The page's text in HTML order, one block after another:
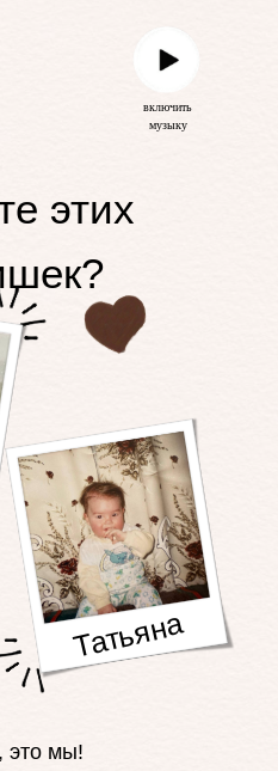
включить
музыку
это мы!
этих
Татьяна